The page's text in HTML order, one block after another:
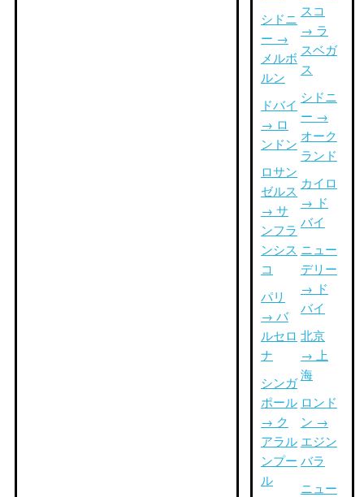
シドニ
ー →
メルボ
ルン
ドバイ
→ ロ
ンドン
ロサン
ゼルス
→ サ
ンフラ
ンシス
コ
パリ
→ バ
ルセロ
ナ
シンガ
ポール
→ ク
アラル
ンプー
ル
スコ
→ ラ
スベガ
ス
シドニ
ー →
オーク
ランド
カイロ
→ ド
バイ
ニュー
デリー
→ ド
バイ
北京
→ 上
海
ロンド
ン →
エジン
バラ
ニュー